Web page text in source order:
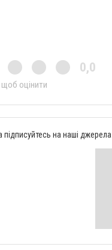
0,0
щоб оцінити
підписуйтесь на наші джерела